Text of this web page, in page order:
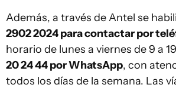
Además, a través de Antel se
2902 2024 para contactar por
horario de lunes a viernes de 9 a
20 24 44 por WhatsApp, con
todos los días de la semana. Las